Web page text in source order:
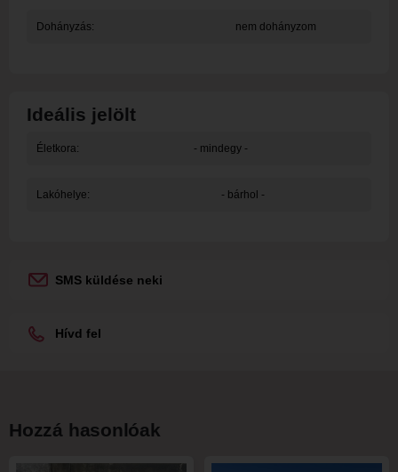
Dohányzás: nem dohányzom
Ideális jelölt
Életkora: - mindegy -
Lakóhelye: - bárhol -
SMS küldése neki
Hívd fel
Hozzá hasonlóak